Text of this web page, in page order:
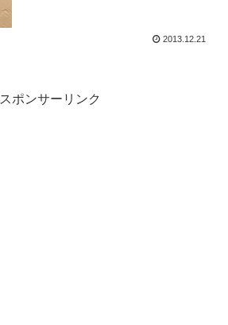
2013.12.21
スポンサーリンク